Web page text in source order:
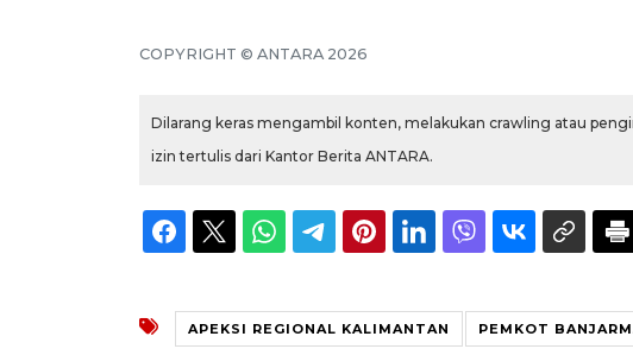
COPYRIGHT © ANTARA 2026
Dilarang keras mengambil konten, melakukan crawling atau
izin tertulis dari Kantor Berita ANTARA.
APEKSI REGIONAL KALIMANTAN PEMKOT